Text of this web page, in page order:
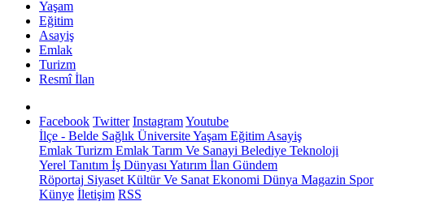
Yaşam
Eğitim
Asayiş
Emlak
Turizm
Resmî İlan
Facebook Twitter InstagramYoutube
İlçe - Belde Sağlık ÜniversiteYaşam Eğitim Asayiş
Emlak Turizm Emlak Tarım Ve Sanayi Belediye Teknoloji
Yerel Tanıtım İş Dünyası Yatırım İlan Gündem
Röportaj Siyaset Kültür Ve Sanat Ekonomi Dünya Magazin Spor
Künye İletişim RSS